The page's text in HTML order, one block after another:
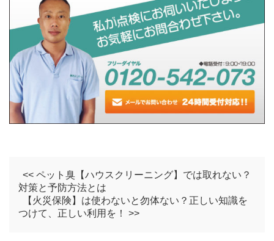
<< ペット臭【ハウスクリーニング】では取れない？
対策と予防方法とは
【火災保険】は使わないと勿体ない？正しい知識を
つけて、正しい利用を！ >>